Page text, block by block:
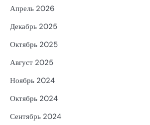
Апрель 2026
Декабрь 2025
Октябрь 2025
Август 2025
Ноябрь 2024
Октябрь 2024
Сентябрь 2024